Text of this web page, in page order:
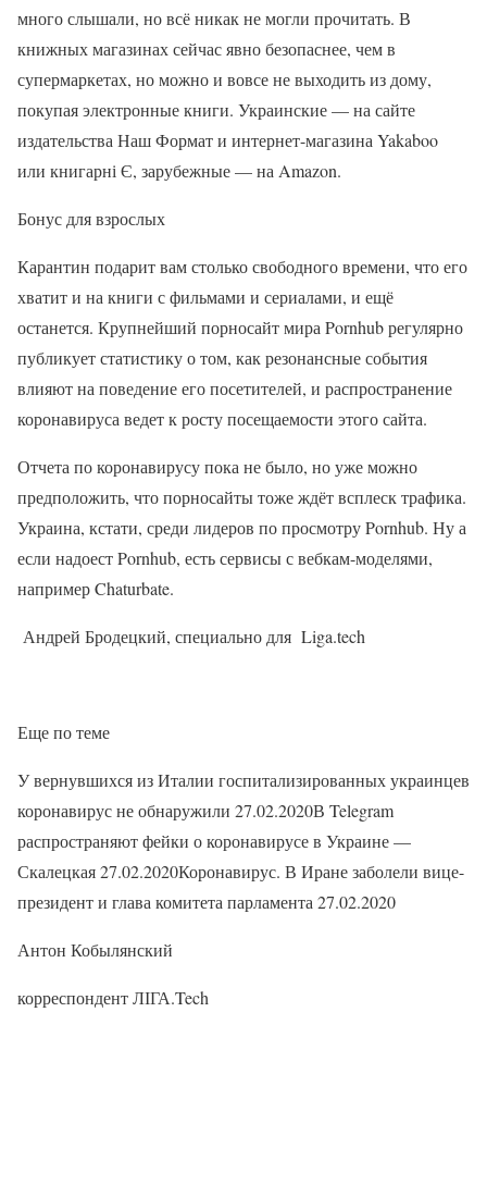
много слышали, но всё никак не могли прочитать. В
книжных магазинах сейчас явно безопаснее, чем в
супермаркетах, но можно и вовсе не выходить из дому,
покупая электронные книги. Украинские — на сайте
издательства Наш Формат и интернет-магазина Yakaboo
или книгарні Є, зарубежные — на Amazon.
Бонус для взрослых
Карантин подарит вам столько свободного времени, что его
хватит и на книги с фильмами и сериалами, и ещё
останется. Крупнейший порносайт мира Pornhub регулярно
публикует статистику о том, как резонансные события
влияют на поведение его посетителей, и распространение
коронавируса ведет к росту посещаемости этого сайта.
Отчета по коронавирусу пока не было, но уже можно
предположить, что порносайты тоже ждёт всплеск трафика.
Украина, кстати, среди лидеров по просмотру Pornhub. Ну а
если надоест Pornhub, есть сервисы с вебкам-моделями,
например Chaturbate.
Андрей Бродецкий, специально для Liga.tech
Еще по теме
У вернувшихся из Италии госпитализированных украинцев
коронавирус не обнаружили 27.02.2020В Telegram
распространяют фейки о коронавирусе в Украине —
Скалецкая 27.02.2020Коронавирус. В Иране заболели вице-
президент и глава комитета парламента 27.02.2020
Антон Кобылянский
корреспондент ЛІГА.Tech